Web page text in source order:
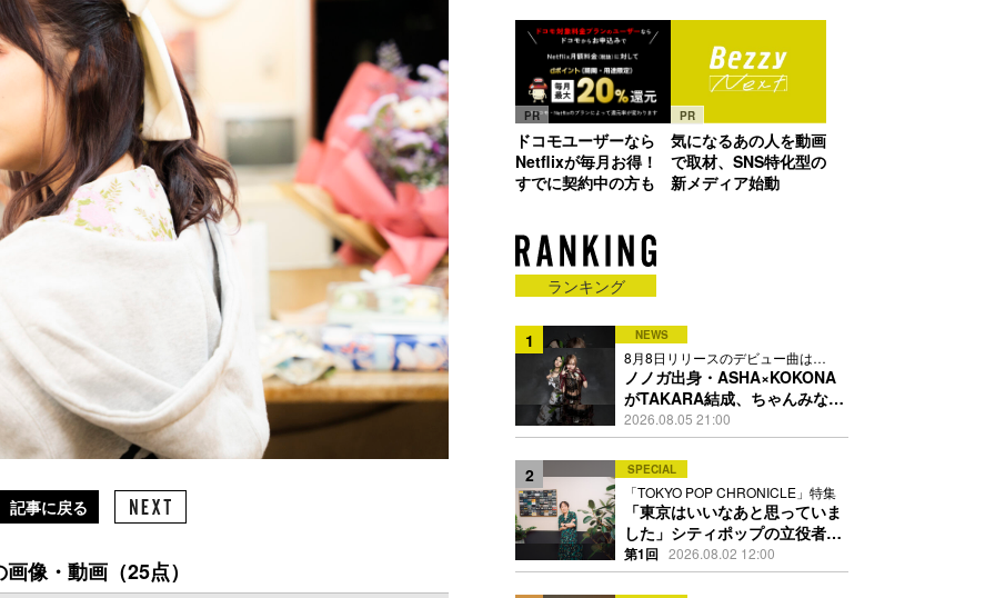
記事に戻る
像・動画（25点）
PR
ドコモユーザーなら
Netflixが毎月お得！
すでに契約中の方も
PR
気になるあの人を動画
で取材、SNS特化型の
新メディア始動
ランキング
1 NEWS
8月8日リリースのデビュー曲は
「Time is money」
ノノガ出身・ASHA×KOKONA
がTAKARA結成、ちゃんみな主
宰レーベル第2弾アーティスト
に
2026.08.05 21:00
2 SPECIAL
「TOKYO POP CHRONICLE」特集
「東京はいいなあと思っていま
した」シティポップの立役者・
伊藤銀次の名曲回想録
第1回 2026.08.02 12:00